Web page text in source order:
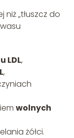
„tłuszcz do
LDL,
,
wolnych
żółci.